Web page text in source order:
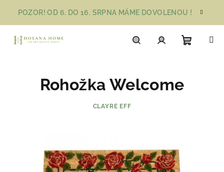
obsah
POZOR! OD 6. DO 16. SRPNA MÁME DOVOLENOU !
Rohožka Welcome
CLAYRE EFF